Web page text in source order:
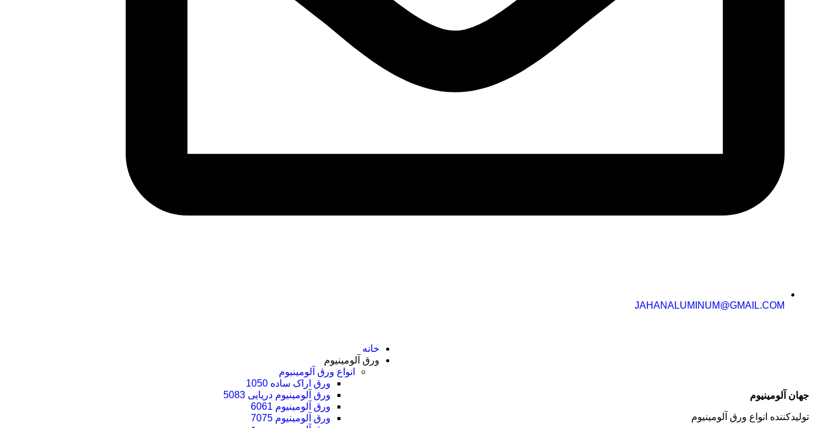
JAHANALUMINUM@GMAIL.COM
جهان آلومینیوم
تولیدکننده انواع ورق آلومینیوم
خانه
ورق آلومینیوم
انواع ورق آلومینیوم
ورق اراک ساده 1050
ورق آلومینیوم دریایی 5083
ورق آلومینیوم 6061
ورق آلومینیوم 7075